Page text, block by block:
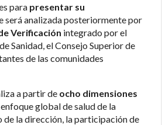
para presentar su
será analizada posteriormente por
Verificación integrado por el
Sanidad, el Consejo Superior de
de las comunidades
a partir de ocho dimensiones
enfoque global de salud de la
de la dirección, la participación de